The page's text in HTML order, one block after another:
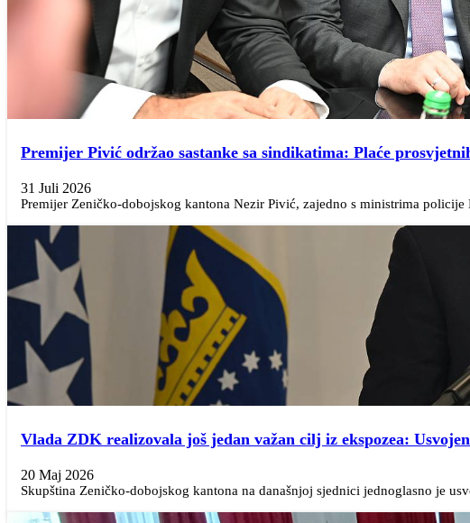
Premijer Pivić održao sastanke sa sindikatima: Plaće
31 Juli 2026
Premijer Zeničko-dobojskog kantona Nezir Pivić, zajedno s ministrima
Vlada ZDK realizovala još jedan važan cilj iz ekspozea:
20 Maj 2026
Skupština Zeničko-dobojskog kantona na današnjoj sjednici jednoglasno je